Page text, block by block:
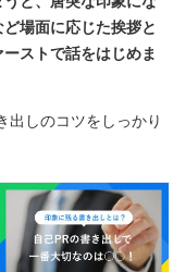
場面に応じた挨拶と
ストで話をはじめま
出しのコツをしっかり